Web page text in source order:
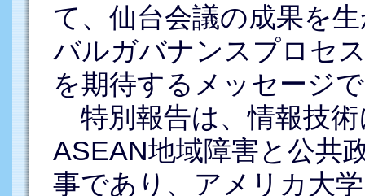
て、仙台会議の成果を
バルガバナンスプロセ
を期待するメッセージ
特別報告は、情報技
ASEAN地域障害と公共
事であり、アメリカ大